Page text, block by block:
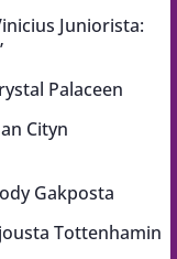
Juniorista:
Palaceen
Cityn
Gakposta
Tottenhamin